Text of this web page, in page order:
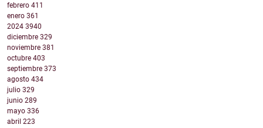
febrero 411
enero 361
2024 3940
diciembre 329
noviembre 381
octubre 403
septiembre 373
agosto 434
julio 329
junio 289
mayo 336
abril 223